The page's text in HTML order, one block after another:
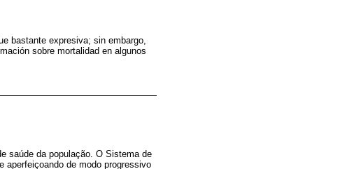
bastante expresiva; sin embargo,
sobre mortalidad en algunos
saúde da população. O Sistema de
aperfeiçoando de modo progressivo